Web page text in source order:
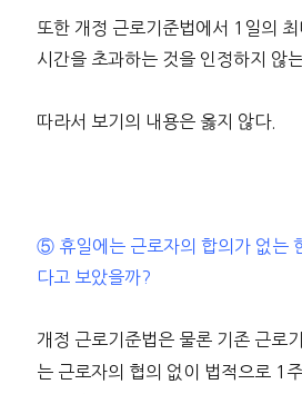
또한 개정 근로기준법에서 1일의
시간을 초과하는 것을 인정하지 않
따라서 보기의 내용은 옳지 않다.
⑤ 휴일에는 근로자의 합의가 없는
다고 보았을까?
개정 근로기준법은 물론 기존 근로
는 근로자의 협의 없이 법적으로 1